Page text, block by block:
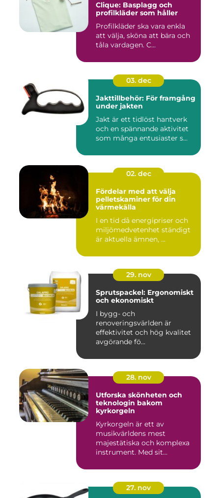
Clique: Basplagg och
profilkläder som håller
Profilkläder ska vara enkla
att välja, sköna att bära och
tåla vardagen. C...
03. dec
Jakttillbehör: För framgång
under jakten
Jakt är ett tidlöst hantverk
och en spännande aktivitet
som många entusiaster s...
02. dec
Fördelar med att välja
pelletskaminer för din
värmekälla
I en tid då energipriser och
miljömedvetenhet ständigt
är aktuella ämnen, ...
29. nov
Sprutspackel: Ergonomiskt
och ekonomiskt
I bygg- och
renoveringsvärlden är
effektivitet och hög kvalitet
avgörande fö...
28. nov
Utforska skönheten och
teknologin bakom
kyrkorgeln
Kyrkorgeln är ett av
musikvärldens mest
majestätiska och komplexa
instrument. Med sit...
27. nov